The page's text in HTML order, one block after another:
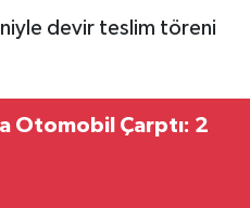
devir teslim töreni
Otomobil Çarptı: 2